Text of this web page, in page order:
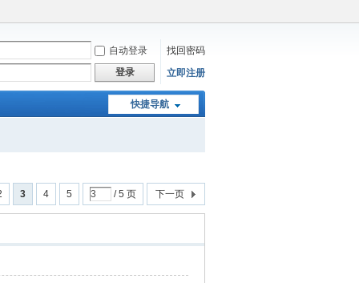
自动登录
找回密码
登录
立即注册
快捷导航
3 4 5 / 5 页 下一页